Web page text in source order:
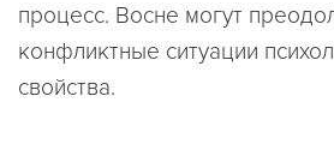
процесс. Восне могут
конфликтные ситуации
свойства.